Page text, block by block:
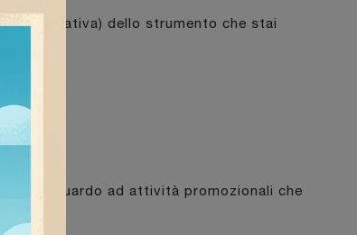
dello strumento che stai
riguardo ad attività promozionali che